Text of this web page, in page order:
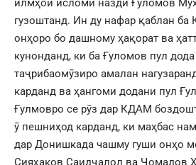
илмҳои исломӣ назди Ғуломов
гузоштанд. Ин ду нафар қаблан
онҳоро бо дашному ҳақорат ва
кунонданд, ки ба Ғуломов пул
таҷрибаомӯзиро амалан
карданд ва ҳангоми додани пул
Ғулмовро се рӯз дар КДАМ
ӯ пешниҳод карданд, ки маҳбас
дар Донишкада чашму гуши онҳо
Сияҳаков Саидҷалол ва Ҷомадов